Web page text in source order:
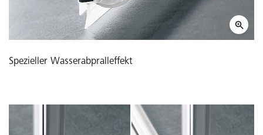
Spezieller Wasserabpralleffekt